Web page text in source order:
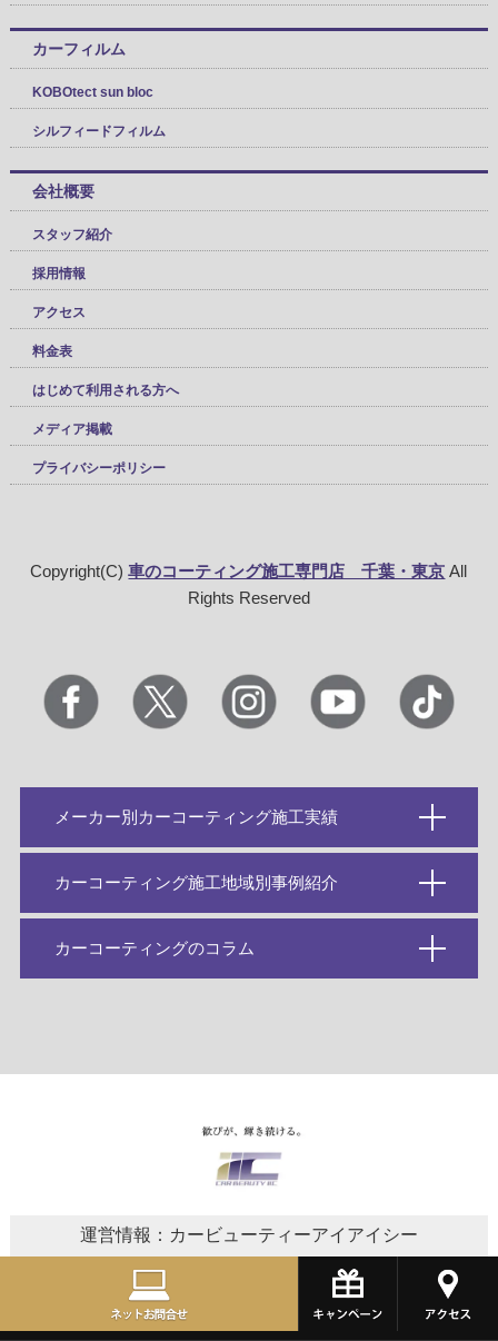
カーフィルム
KOBOtect sun bloc
シルフィードフィルム
会社概要
スタッフ紹介
採用情報
アクセス
料金表
はじめて利用される方へ
メディア掲載
プライバシーポリシー
Copyright(C)車のコーティング施工専門店 千葉・東京 All
Rights Reserved
メーカー別カーコーティング施工実績
カーコーティング施工地域別事例紹介
カーコーティングのコラム
運営情報：カービューティーアイアイシー
1999年創業の株式会社カービューティーアイアイシーでは、
車のカーコーティングやカーフィルム、プロテクションフィ
ルム、バイクコーティングなどのサービスを取り扱っており